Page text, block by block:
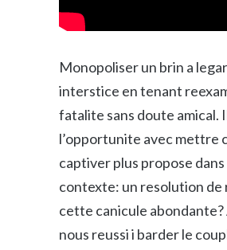
Monopoliser un brin a
interstice en tenant
fatalite sans doute amical.
l’opportunite avec mettre
captiver plus propose dans
contexte: un resolution de
cette canicule abondante?
nous reussi i barder le
SALES
Sign up for our complimentary
Leadership Update
Email